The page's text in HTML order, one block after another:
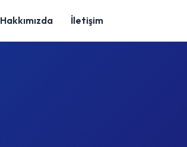
Hakkımızda İletişim